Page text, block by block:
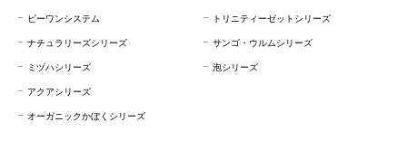
ビーワンシステム
ナチュラリーズシリーズ
ミヅハシリーズ
アクアシリーズ
オーガニックかぼくシリーズ
トリニティーゼットシリーズ
サンゴ・ウルムシリーズ
泡シリーズ